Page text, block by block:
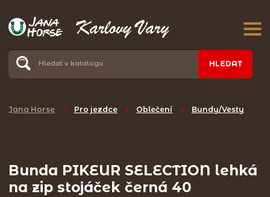
HLEDAT
Jana Horse > Pro jezdce > Oblečení > Bundy/Vesty
Bunda PIKEUR SELECTION lehká
na zip stojáček černá 40